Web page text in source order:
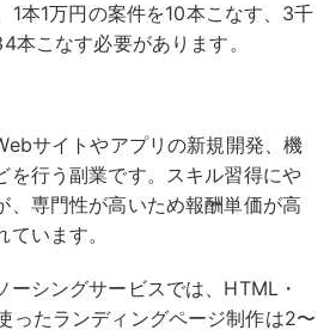
1本1万円の案件を10本こなす、3千
本こなす必要があります。
サイトやアプリの新規開発、機
行う副業です。 スキル習得にや
、専門性が高いため報酬単価が高
います。
ーシングサービスでは、HTML・
ったランディングページ制作は2〜